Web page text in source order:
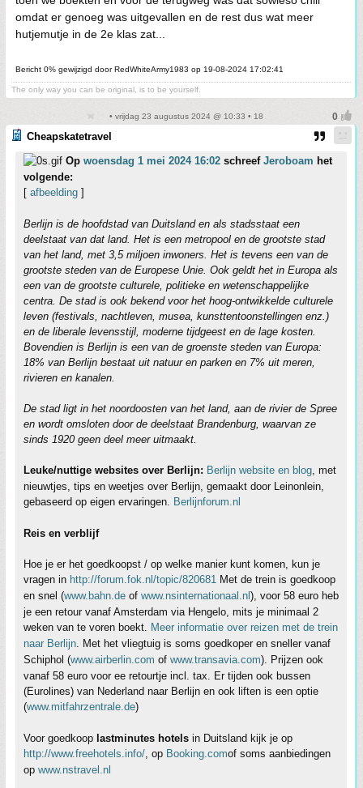
omdat er genoeg was uitgevallen en de rest dus wat meer
hutjemutje in de 2e klas zat...
Bericht 0% gewijzigd door RedWhiteArmy1983 op 19-08-2024 17:02:41
The only way you can be original, is to be yourself.
• vrijdag 23 augustus 2024 @ 10:33 • 18
Cheapskatetravel
Op woensdag 1 mei 2024 16:02 schreef Jeroboam het
volgende:
[ afbeelding ]
Berlijn is de hoofdstad van Duitsland en als stadsstaat een
deelstaat van dat land. Het is een metropool en de grootste stad
van het land, met 3,5 miljoen inwoners. Het is tevens een van de
grootste steden van de Europese Unie. Ook geldt het in Europa als
een van de grootste culturele, politieke en wetenschappelijke
centra. De stad is ook bekend voor het hoog-ontwikkelde culturele
leven (festivals, nachtleven, musea, kunsttentoonstellingen enz.)
en de liberale levensstijl, moderne tijdgeest en de lage kosten.
Bovendien is Berlijn is een van de groenste steden van Europa:
18% van Berlijn bestaat uit natuur en parken en 7% uit meren,
rivieren en kanalen.
De stad ligt in het noordoosten van het land, aan de rivier de Spree
en wordt omsloten door de deelstaat Brandenburg, waarvan ze
sinds 1920 geen deel meer uitmaakt.
Leuke/nuttige websites over Berlijn: Berlijn website en blog, met
nieuwtjes, tips en weetjes over Berlijn, gemaakt door Leinonlein,
gebaseerd op eigen ervaringen. Berlijnforum.nl
Reis en verblijf
Hoe je er het goedkoopst / op welke manier kunt komen, kun je
vragen in http://forum.fok.nl/topic/820681 Met de trein is goedkoop
en snel (www.bahn.de of www.nsinternationaal.nl ), voor 58 euro heb
je een retour vanaf Amsterdam via Hengelo, mits je minimaal 2
weken van te voren boekt. Meer informatie over reizen met de trein
naar Berlijn. Met het vliegtuig is soms goedkoper en sneller vanaf
Schiphol (www.airberlin.com of www.transavia.com). Prijzen ook
vanaf 58 euro voor ee retourtje incl. tax. Er tijden ook bussen
(Eurolines) van Nederland naar Berlijn en ook liften is een optie
(www.mitfahrzentrale.de)
Voor goedkoop lastminutes hotels in Duitsland kijk je op
http://www.freehotels.info/, op Booking.comof soms aanbiedingen
op www.nstravel.nl